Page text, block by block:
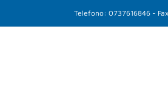
contenuto
Telefono: 0737616846 -